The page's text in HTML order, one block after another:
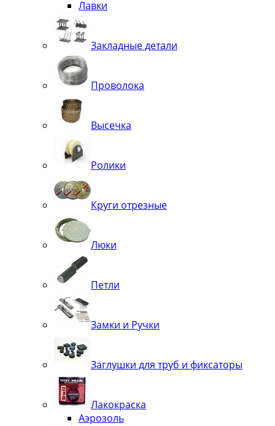
Лавки
Закладные детали
Проволока
Высечка
Ролики
Круги отрезные
Люки
Петли
Замки и Ручки
Заглушки для труб и фиксаторы
Лакокраска
Аэрозоль